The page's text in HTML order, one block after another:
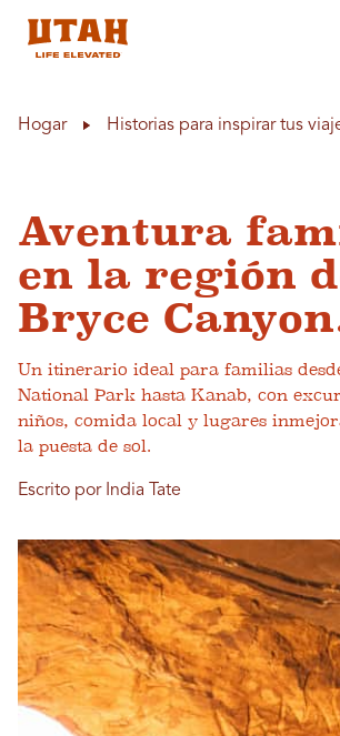
Hogar Historias para inspirar tus
Aventura
en la región
Bryce
Un itinerario ideal para familias
National Park hasta Kanab, con
niños, comida local y lugares
la puesta de sol.
Escrito por India Tate